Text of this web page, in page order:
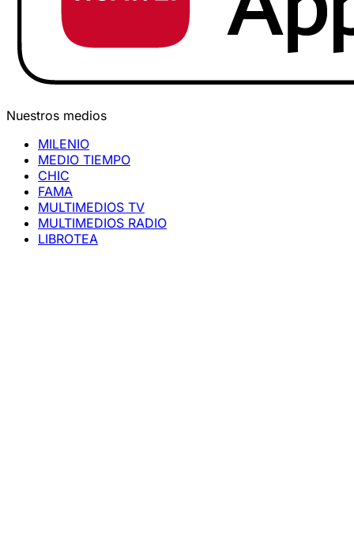
Nuestros medios
MILENIO
MEDIO TIEMPO
CHIC
FAMA
MULTIMEDIOS TV
MULTIMEDIOS RADIO
LIBROTEA